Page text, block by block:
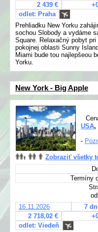
2 439 €
odlet: Praha
Prehliadku New Yorku
sochou Slobody a vydáme
Square. Relaxačný pobyt
pokojnej oblasti Sunny
Miami bude tou najlepšeou
Yorku.
New York - Big Apple
USA,
-
Zobraziť všetky
Termíny
16.11.2026
7
2 718,02 €
odlet: Viedeň